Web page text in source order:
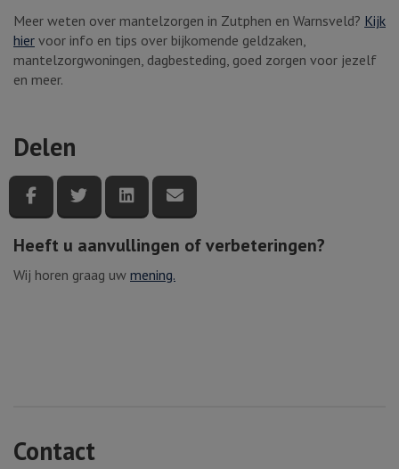
Meer weten over mantelzorgen in Zutphen en Warnsveld? Kijk
hier voor info en tips over bijkomende geldzaken,
mantelzorgwoningen, dagbesteding, goed zorgen voor jezelf
en meer.
Delen
Deel deze pagina via Facebook
Deel deze pagina via Twitter
Deel deze pagina via LinkedIn
Heeft u aanvullingen of verbeteringen?
Wij horen graag uw mening.
Contact